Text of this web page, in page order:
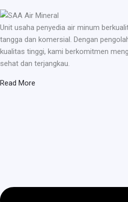
Unit usaha penyedia air minum
tangga dan komersial. Dengan
kualitas tinggi, kami berkomitmen
sehat dan terjangkau.
Read More